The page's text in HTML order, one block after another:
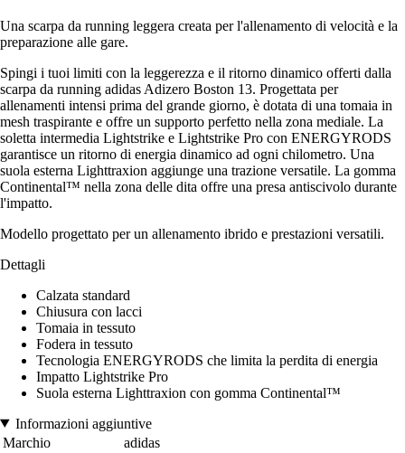
Una scarpa da running leggera creata per l'allenamento di velocità e la
preparazione alle gare.
Spingi i tuoi limiti con la leggerezza e il ritorno dinamico offerti dalla
scarpa da running adidas Adizero Boston 13. Progettata per
allenamenti intensi prima del grande giorno, è dotata di una tomaia in
mesh traspirante e offre un supporto perfetto nella zona mediale. La
soletta intermedia Lightstrike e Lightstrike Pro con ENERGYRODS
garantisce un ritorno di energia dinamico ad ogni chilometro. Una
suola esterna Lighttraxion aggiunge una trazione versatile. La gomma
Continental™ nella zona delle dita offre una presa antiscivolo durante
l'impatto.
Modello progettato per un allenamento ibrido e prestazioni versatili.
Dettagli
Calzata standard
Chiusura con lacci
Tomaia in tessuto
Fodera in tessuto
Tecnologia ENERGYRODS che limita la perdita di energia
Impatto Lightstrike Pro
Suola esterna Lighttraxion con gomma Continental™
Informazioni aggiuntive
Marchio
adidas